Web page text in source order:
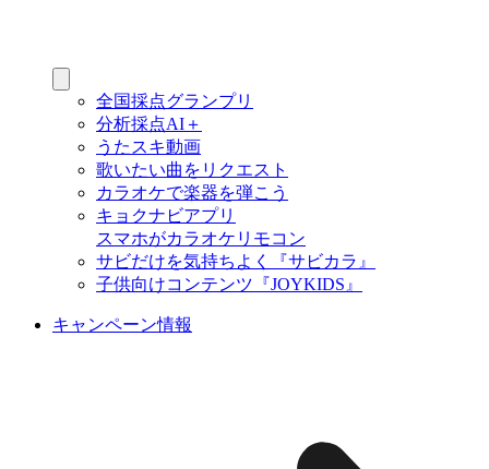
全国採点グランプリ
分析採点AI＋
うたスキ動画
歌いたい曲をリクエスト
カラオケで楽器を弾こう
キョクナビアプリ
スマホがカラオケリモコン
サビだけを気持ちよく『サビカラ』
子供向けコンテンツ『JOYKIDS』
キャンペーン情報